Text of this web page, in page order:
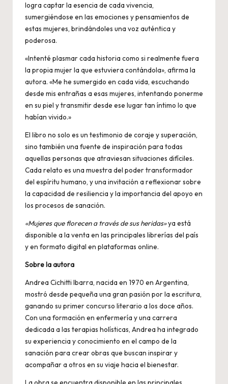
logra captar la esencia de cada vivencia,
sumergiéndose en las emociones y pensamientos de
estas mujeres, brindándoles una voz auténtica y
poderosa.
«Intenté plasmar cada historia como si realmente fuera
la propia mujer la que estuviera contándola», afirma la
autora. «Me he sumergido en cada vida, escuchando
desde mis entrañas a esas mujeres, intentando ponerme
en su piel y transmitir desde ese lugar tan íntimo lo que
habían vivido.»
El libro no solo es un testimonio de coraje y superación,
sino también una fuente de inspiración para todas
aquellas personas que atraviesan situaciones difíciles.
Cada relato es una muestra del poder transformador
del espíritu humano, y una invitación a reflexionar sobre
la capacidad de resiliencia y la importancia del apoyo en
los procesos de sanación.
«Mujeres que florecen a través de sus heridas»ya está
disponible a la venta en las principales librerías del país
y en formato digital en plataformas online.
Sobre la autora
Andrea Cichitti Ibarra, nacida en 1970 en Argentina,
mostró desde pequeña una gran pasión por la escritura,
ganando su primer concurso literario a los doce años.
Con una formación en enfermería y una carrera
dedicada a las terapias holísticas, Andrea ha integrado
su experiencia y conocimiento en el campo de la
sanación para crear obras que buscan inspirar y
acompañar a otros en su viaje hacia el bienestar.